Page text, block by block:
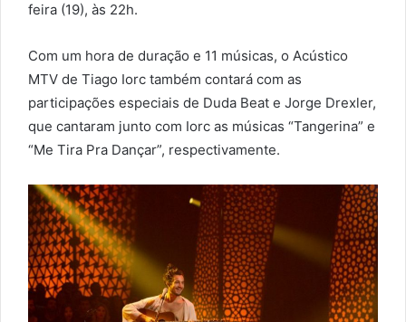
feira (19), às 22h.
Com um hora de duração e 11 músicas, o Acústico
MTV de Tiago Iorc também contará com as
participações especiais de Duda Beat e Jorge Drexler,
que cantaram junto com Iorc as músicas “Tangerina” e
“Me Tira Pra Dançar”, respectivamente.